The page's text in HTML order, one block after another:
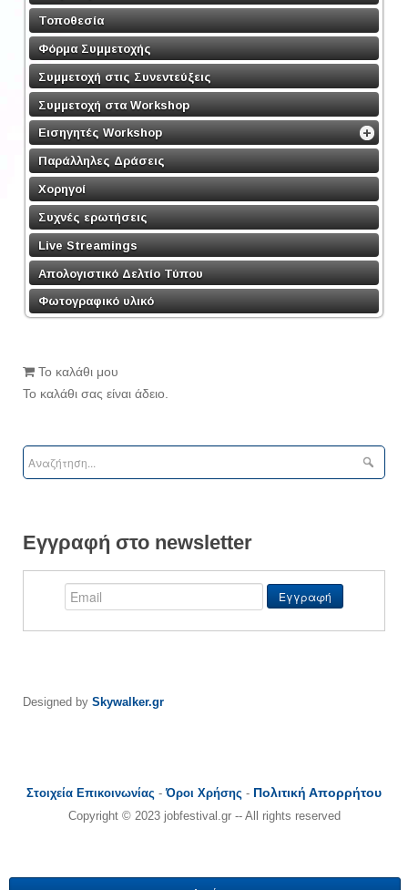
Τοποθεσία
Φόρμα Συμμετοχής
Συμμετοχή στις Συνεντεύξεις
Συμμετοχή στα Workshop
Εισηγητές Workshop
Παράλληλες Δράσεις
Χορηγοί
Συχνές ερωτήσεις
Live Streamings
Απολογιστικό Δελτίο Τύπου
Φωτογραφικό υλικό
Το καλάθι μου
Το καλάθι σας είναι άδειο.
Εγγραφή στο newsletter
Designed by Skywalker.gr
Στοιχεία Επικοινωνίας -Όροι Χρήσης - Πολιτική Απορρήτου
Copyright © 2023 jobfestival.gr -- All rights reserved